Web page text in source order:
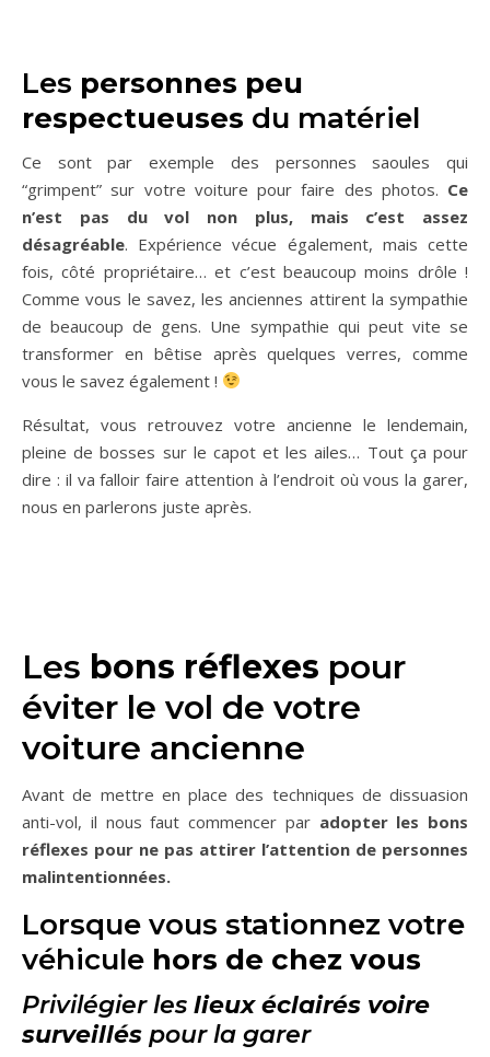
Les personnes peu
respectueuses du matériel
Ce sont par exemple des personnes saoules qui
“grimpent” sur votre voiture pour faire des photos. Ce
n’est pas du vol non plus, mais c’est assez
désagréable. Expérience vécue également, mais cette
fois, côté propriétaire… et c’est beaucoup moins drôle !
Comme vous le savez, les anciennes attirent la sympathie
de beaucoup de gens. Une sympathie qui peut vite se
transformer en bêtise après quelques verres, comme
vous le savez également !
Résultat, vous retrouvez votre ancienne le lendemain,
pleine de bosses sur le capot et les ailes… Tout ça pour
dire : il va falloir faire attention à l’endroit où vous la garer,
nous en parlerons juste après.
Les bons réflexes pour
éviter le vol de votre
voiture ancienne
Avant de mettre en place des techniques de dissuasion
anti-vol, il nous faut commencer par adopter les bons
réflexes pour ne pas attirer l’attention de personnes
malintentionnées.
Lorsque vous stationnez votre
véhicule hors de chez vous
Privilégier les lieux éclairés voire
surveillés pour la garer